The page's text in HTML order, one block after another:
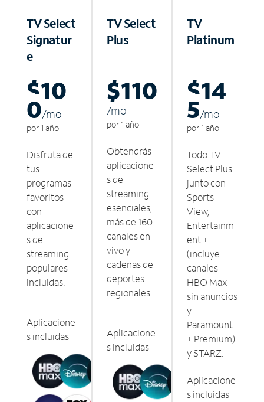
TV Select
Signatur
e
$10
0/mo
por 1 año
Disfruta de
tus
programas
favoritos
con
aplicacione
s de
streaming
populares
incluidas.
Aplicacione
s incluidas
TV Select
Plus
$110
/mo
por 1 año
Obtendrás
aplicacione
s de
streaming
esenciales,
más de 160
canales en
vivo y
cadenas de
deportes
regionales.
Aplicacione
s incluidas
TV
Platinum
$14
5/mo
por 1 año
Todo TV
Select Plus
junto con
Sports
View,
Entertainm
ent +
(incluye
canales
HBO Max
sin anuncios
y
Paramount
+ Premium)
y STARZ.
Aplicacione
s incluidas